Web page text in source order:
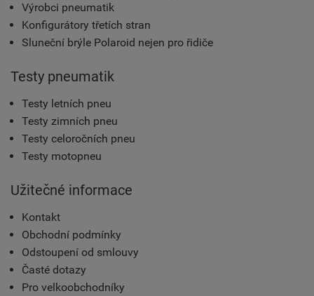
Výrobci pneumatik
Konfigurátory třetích stran
Sluneční brýle Polaroid nejen pro řidiče
Testy pneumatik
Testy letních pneu
Testy zimních pneu
Testy celoročních pneu
Testy motopneu
Užitečné informace
Kontakt
Obchodní podmínky
Odstoupení od smlouvy
Časté dotazy
Pro velkoobchodníky